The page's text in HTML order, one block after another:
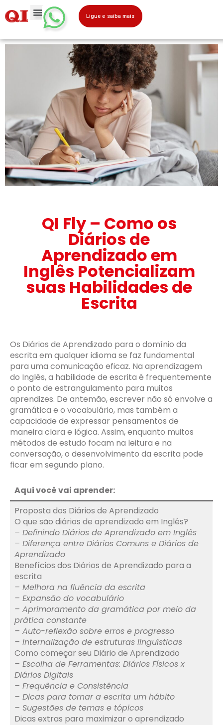
Ligue e saiba mais
QI Fly – Como os
Diários de
Aprendizado em
Inglês Potencializam
suas Habilidades de
Escrita
Os Diários de Aprendizado para o domínio da
escrita em qualquer idioma se faz fundamental
para uma comunicação eficaz. Na aprendizagem
do Inglês, a habilidade de escrita é frequentemente
o ponto de estrangulamento para muitos
aprendizes. De antemão, escrever não só envolve a
gramática e o vocabulário, mas também a
capacidade de expressar pensamentos de
maneira clara e lógica. Assim, enquanto muitos
métodos de estudo focam na leitura e na
conversação, o desenvolvimento da escrita pode
ficar em segundo plano.
Aqui você vai aprender:
Proposta dos Diários de Aprendizado
O que são diários de aprendizado em Inglês?
– Definindo Diários de Aprendizado em Inglês
– Diferença entre Diários Comuns e Diários de
Aprendizado
Benefícios dos Diários de Aprendizado para a
escrita
– Melhora na fluência da escrita
– Expansão do vocabulário
– Aprimoramento da gramática por meio da
prática constante
– Auto-reflexão sobre erros e progresso
– Internalização de estruturas linguísticas
Como começar seu Diário de Aprendizado
– Escolha de Ferramentas: Diários Físicos x
Diários Digitais
– Frequência e Consistência
– Dicas para tornar a escrita um hábito
– Sugestões de temas e tópicos
Dicas extras para maximizar o aprendizado